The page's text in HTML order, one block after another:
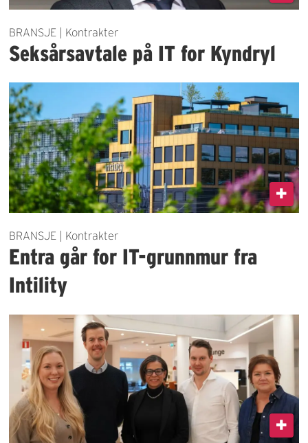
BRANSJE | Kontrakter
Seksårsavtale på IT for Kyndryl
BRANSJE | Kontrakter
Entra går for IT-grunnmur fra
Intility